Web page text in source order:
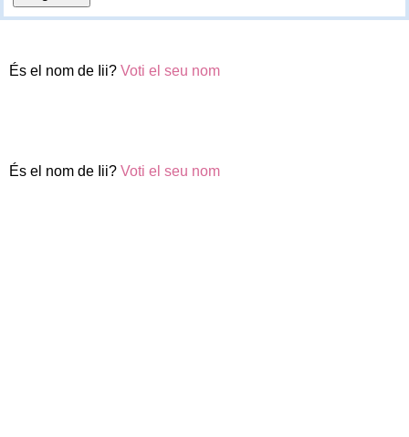
És el nom de Iii? Voti el seu nom
És el nom de Iii? Voti el seu nom